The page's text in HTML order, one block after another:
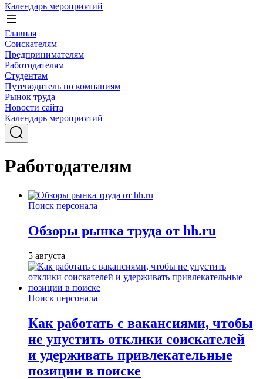
Календарь мероприятий
Главная
Соискателям
Предпринимателям
Работодателям
Студентам
Путеводитель по компаниям
Рынок труда
Новости сайта
Календарь мероприятий
Работодателям
Поиск персонала
Обзоры рынка труда от hh.ru
5 августа
Поиск персонала
Как работать с вакансиями, чтобы
не упустить отклики соискателей
и удерживать привлекательные
позиции в поиске